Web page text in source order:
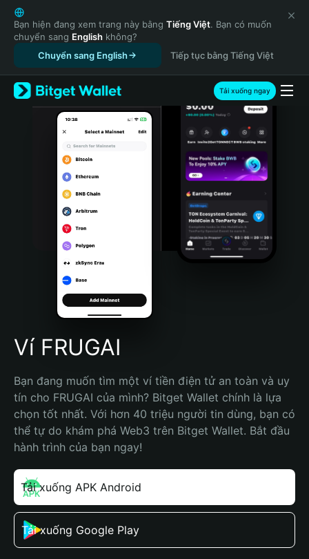
English
日本語
Tiếng Việt
Русский
Español (Latinoamérica)
Türkçe
Italiano
Português (Portugal)
Bahasa Indonesia
Português (Brasil)
Español (Argentina)
Bạn hiện đang xem trang này bằng Tiếng Việt. Bạn có muốn
chuyển sang English không?
Chuyển sang English
Tiếp tục bằng Tiếng Việt
Tải xuống ngay
Ví FRUGAI
Bạn đang muốn tìm một ví tiền điện tử an toàn và uy
tín cho FRUGAI của mình? Bitget Wallet chính là lựa
chọn tốt nhất. Với hơn 40 triệu người tin dùng, bạn có
thể tự do khám phá Web3 trên Bitget Wallet. Bắt đầu
hành trình của bạn ngay!
Tải xuống APK Android
Tải xuống Google Play